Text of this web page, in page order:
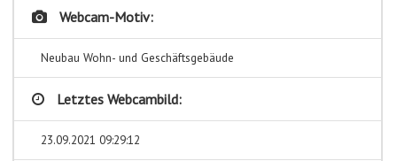
Webcam-Motiv:
Neubau Wohn- und Geschäftsgebäude
Letztes Webcambild:
23.09.2021 09:29:12